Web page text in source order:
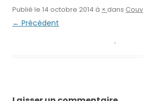
Publié le 14 octobre 2014 à × dans
← Précédent